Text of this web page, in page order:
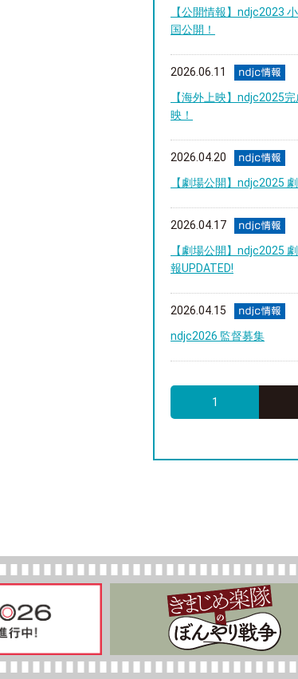
【公開情報】ndjc2023
国公開！
2026.06.11
【海外上映】ndjc2025
映！
2026.04.20
【劇場公開】ndjc2025
2026.04.17
【劇場公開】ndjc2025
報UPDATED!
2026.04.15
ndjc2026 監督募集
1